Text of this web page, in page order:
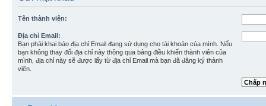
Tên thành viên:
Địa chỉ Email:
Bạn phải khai báo địa chỉ Email đang sử dụng cho tài khoản của mình. Nếu
bạn không thay đổi địa chỉ này thông qua bảng điều khiển thành viên của
mình, địa chỉ này sẽ được lấy từ địa chỉ Email mà bạn đã đăng ký thành
viên.